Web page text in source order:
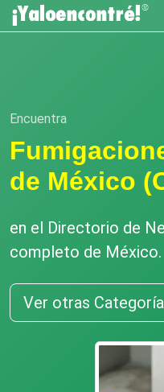
Encuentra
de México
en el Directorio de
completo de México.
Ver otras